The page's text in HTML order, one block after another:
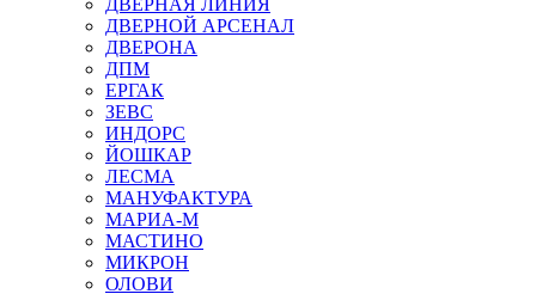
ДВЕРНАЯ ЛИНИЯ
ДВЕРНОЙ АРСЕНАЛ
ДВЕРОНА
ДПМ
ЕРГАК
ЗЕВС
ИНДОРС
ЙОШКАР
ЛЕСМА
МАНУФАКТУРА
МАРИА-М
МАСТИНО
МИКРОН
ОЛОВИ